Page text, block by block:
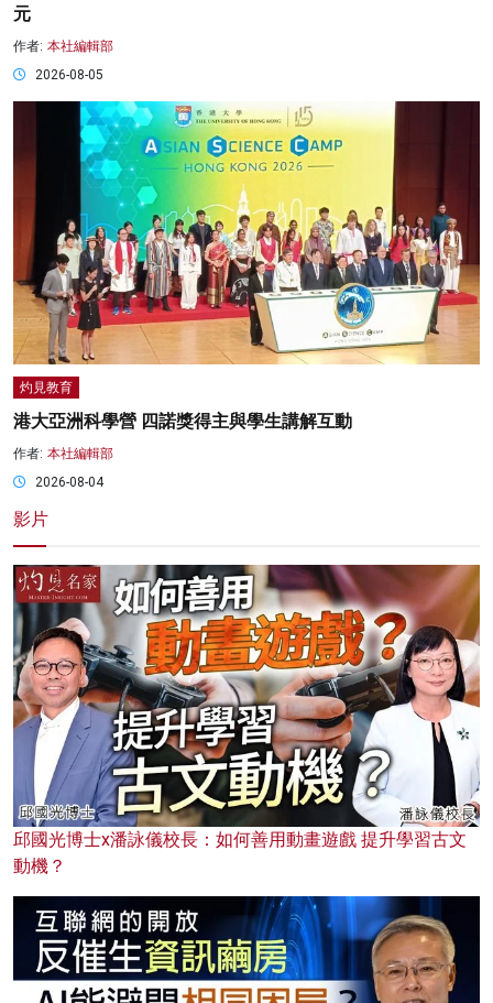
元
作者: 本社編輯部
2026-08-05
灼見教育
港大亞洲科學營 四諾獎得主與學生講解互動
作者: 本社編輯部
2026-08-04
影片
邱國光博士x潘詠儀校長：如何善用動畫遊戲 提升學習古文
動機？